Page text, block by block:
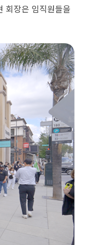
회장은 임직원들을